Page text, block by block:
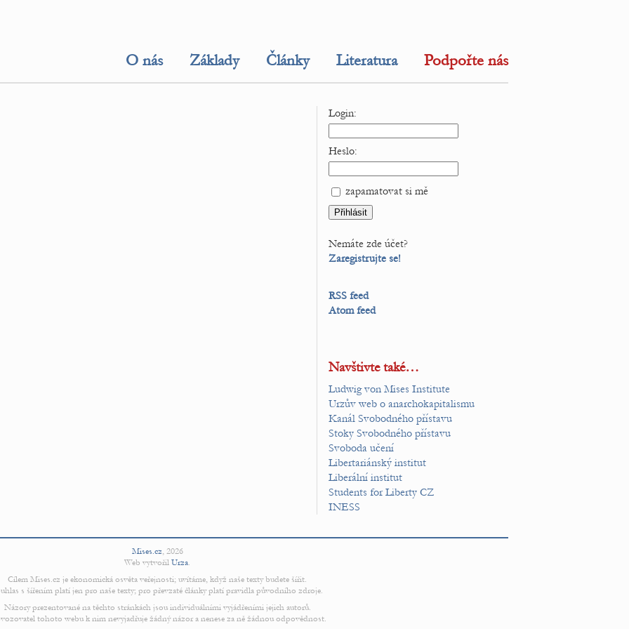
O nás Základy Články Literatura Podpořte nás
Login:
Heslo:
zapamatovat si mě
Nemáte zde účet?
Zaregistrujte se!
RSS feed
Atom feed
Navštivte také…
Ludwig von Mises Institute
Urzův web o anarchokapitalismu
Kanál Svobodného přístavu
Stoky Svobodného přístavu
Svoboda učení
Libertariánský institut
Liberální institut
Students for Liberty CZ
INESS
Mises.cz, 2026
Web vytvořil Urza.
Cílem Mises.cz je ekonomická osvěta veřejnosti; uvítáme, když naše texty budete šířit.
s šířením platí jen pro naše texty; pro převzaté články platí pravidla původního zdroje.
Názory prezentované na těchto stránkách jsou individuálními vyjádřeními jejich autorů.
tohoto webu k nim nevyjadřuje žádný názor a nenese za ně žádnou odpovědnost.